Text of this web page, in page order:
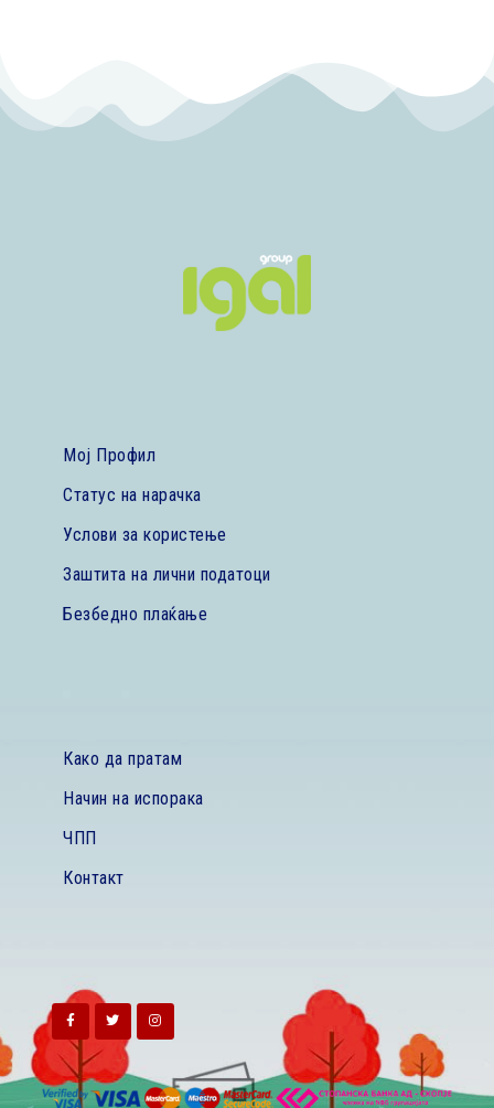
Мој Профил
Статус на нарачка
Услови за користење
Заштита на лични податоци
Безбедно плаќање
Како да пратам
Начин на испорака
ЧПП
Контакт